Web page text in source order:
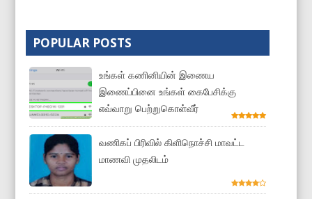
POPULAR POSTS
உங்கள் கணினியின் இணைய
இணைப்பினை உங்கள் கைபேசிக்கு
எவ்வாறு பெற்றுகொள்வீர்
வணிகப் பிரிவில் கிளிநொச்சி மாவட்ட
மாணவி முதலிடம்